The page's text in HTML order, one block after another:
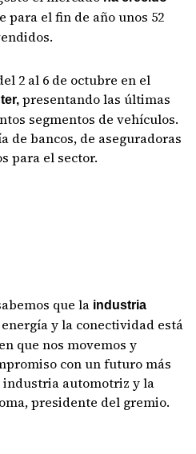
para el fin de año unos 52
2 al 6 de octubre en el
presentando las últimas
segmentos de vehículos.
de bancos, de aseguradoras
para el sector.
que la industria
y la conectividad está
que nos movemos y
con un futuro más
automotriz y la
presidente del gremio.